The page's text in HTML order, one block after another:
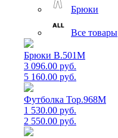
Брюки
Все товары
Брюки B.501M
3 096.00 руб.
5 160.00 руб.
Футболка Top.968M
1 530.00 руб.
2 550.00 руб.